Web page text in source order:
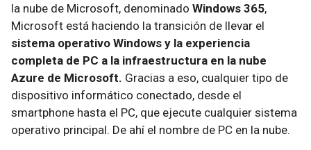
la nube de Microsoft, denominado Windows 365,
Microsoft está haciendo la transición de llevar el
sistema operativo Windows y la experiencia
completa de PC a la infraestructura en la nube
Azure de Microsoft. Gracias a eso, cualquier tipo de
dispositivo informático conectado, desde el
smartphone hasta el PC, que ejecute cualquier sistema
operativo principal. De ahí el nombre de PC en la nube.